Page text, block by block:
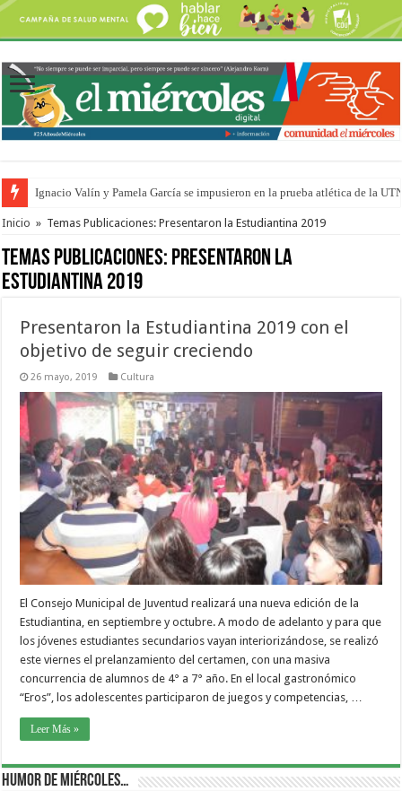
Ignacio Valín y Pamela García se impusieron en la prueba atlética de la
Traigo el litoral en mi canción: 100 años de Aníbal Sampayo
Inicio » Temas Publicaciones: Presentaron la Estudiantina 2019
Temas Publicaciones: Presentaron la
Estudiantina 2019
Presentaron la Estudiantina 2019 con el
objetivo de seguir creciendo
26 mayo, 2019 Cultura
El Consejo Municipal de Juventud realizará una nueva edición de la
Estudiantina, en septiembre y octubre. A modo de adelanto y para que
los jóvenes estudiantes secundarios vayan interiorizándose, se realizó
este viernes el prelanzamiento del certamen, con una masiva
concurrencia de alumnos de 4° a 7° año. En el local gastronómico
“Eros”, los adolescentes participaron de juegos y competencias, …
Leer Más »
Humor de Miércoles…